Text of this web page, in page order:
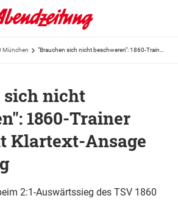
München
sich nicht
1860-Trainer
Klartext-Ansage
2:1-Auswärtssieg des TSV 1860